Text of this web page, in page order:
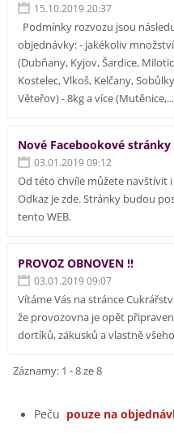
15.10.2019 20:37
Podmínky rozvozu jsou
objednávky: - jakékoliv
(Dubňany, Kyjov, Šardice,
Kostelec, Vlkoš, Kelčany,
Věteřov) - 8kg a více (Mutěnice,...
Nové Facebookové stránky
03.01.2019 09:12
Od této chvíle můžete navštívit
Odkaz je zde. Stránky budou
tento WEB.
PROVOZ OBNOVEN !!
03.01.2019 09:07
Vítáme Vás na stránce
že provozovna je opět
dortíků, zákusků a vlastně
Záznamy: 1 - 8 ze 8
Peču pouze na